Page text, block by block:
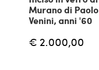
Murano di Paolo
Venini, anni '60
€ 2.000,00